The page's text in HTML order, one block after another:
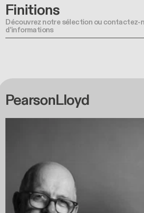
Finitions
Découvrez notre sélection ou contactez-
d'informations
PearsonLloyd